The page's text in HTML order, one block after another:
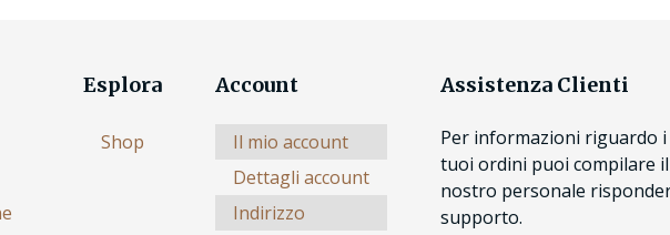
Esplora
Shop
Account
Il mio account
Dettagli account
Indirizzo
Assistenza Clienti
Per informazioni riguardo
tuoi ordini puoi compilare
nostro personale
supporto.